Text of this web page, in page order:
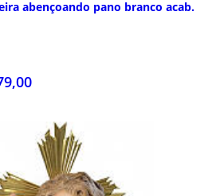
abençoando pano branco acab.